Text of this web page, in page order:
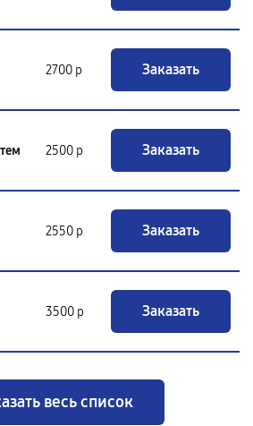
2700 р Заказать
2500 р Заказать
2550 р Заказать
3500 р Заказать
весь список